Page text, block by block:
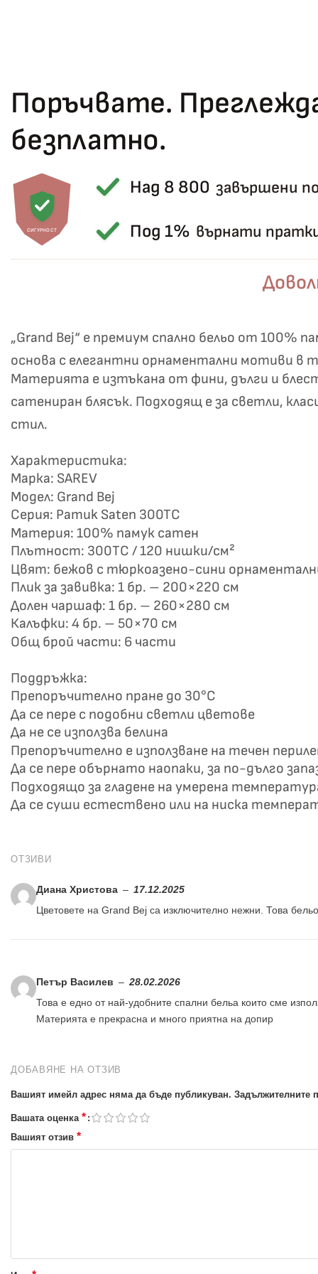
Поръчвате.
безплатно.
СИГУРНОСТ
Над 8 800 завършени
Под 1% върнати
„Grand Bej“ е премиум спално бельо от
основа с елегантни орнаментални мотиви в
Материята е изтъкана от фини, дълги и
сатениран блясък. Подходящ е за светли,
стил.
Характеристика:
Марка: SAREV
Модел: Grand Bej
Серия: Pamuk Saten 300TC
Материя: 100% памук сатен
Плътност: 300TC / 120 нишки/см²
Цвят: бежов с тюркоазено-сини
Плик за завивка: 1 бр. – 200×220 см
Долен чаршаф: 1 бр. – 260×280 см
Калъфки: 4 бр. – 50×70 см
Общ брой части: 6 части
Поддръжка:
Препоръчително пране до 30°C
Да се пере с подобни светли цветове
Да не се използва белина
Препоръчително е използване на течен
Да се пере обърнато наопаки, за по-дълго
Подходящо за гладене на умерена
Да се суши естествено или на ниска
ОТЗИВИ
Диана Христова – 17.12.2025
Цветовете на Grand Bej са изключително нежни. Това
Петър Василев – 28.02.2026
Това е едно от най-удобните спални бельа които сме
Материята е прекрасна и много приятна на допир
ДОБАВЯНЕ НА ОТЗИВ
Вашият имейл адрес няма да бъде публикуван. Задължителните
Вашата оценка *
Вашият отзив *